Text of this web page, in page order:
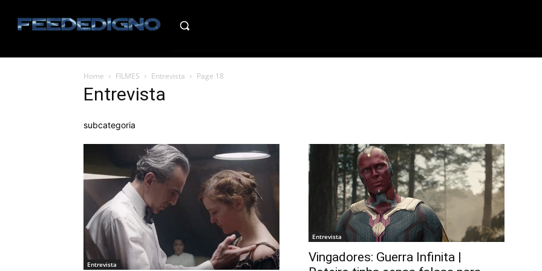
Home FILMES Entrevista Page 18
Entrevista
subcategoria
Entrevista
Entrevista
Vingadores: Guerra Infinita |